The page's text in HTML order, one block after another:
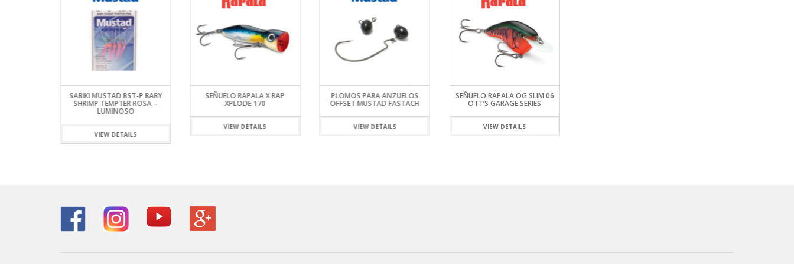
SABIKI MUSTAD BST-P BABY
SHRIMP TEMPTER ROSA –
LUMINOSO
VIEW DETAILS
SEÑUELO RAPALA X RAP
XPLODE 170
VIEW DETAILS
PLOMOS PARA ANZUELOS
OFFSET MUSTAD FASTACH
VIEW DETAILS
SEÑUELO RAPALA OG SLIM 06
OTT’S GARAGE SERIES
VIEW DETAILS